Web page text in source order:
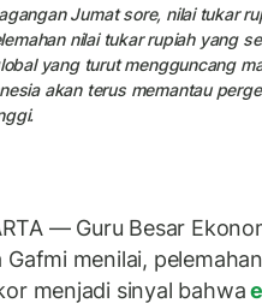
Jumat sore, nilai tukar
nilai tukar rupiah yang
yang turut mengguncang
akan terus memantau
— Guru Besar
menilai,
menjadi sinyal bahwa